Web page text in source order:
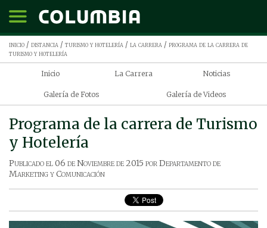
inicio / distancia / turismo y hotelería / la carrera / programa de la carrera de
turismo y hotelería
Inicio La Carrera Noticias
Galería de Fotos Galería de Videos
Programa de la carrera de Turismo
y Hotelería
Publicado el06 de Noviembre de 2015 porDepartamento de
Marketing y Comunicación